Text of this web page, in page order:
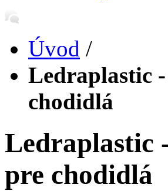
Úvod /
Ledraplastic
chodidlá
Ledraplastic
pre chodidlá